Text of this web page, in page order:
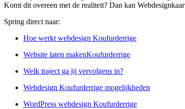
Komt dit overeen met de realiteit? Dan kan
Spring direct naar:
Hoe werkt webdesign Koufurderrige
Website laten makenKoufurderrige
Welk traject ga jij vervolgens in?
Webdesign Koufurderrige mogelijkheden
WordPress webdesign Koufurderrige